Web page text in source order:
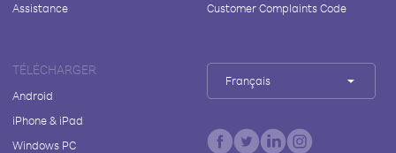
Assistance
Customer Complaints Code
TÉLÉCHARGER
Android
iPhone & iPad
Windows PC
Français